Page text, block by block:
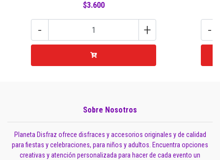
$3.600
- + -
Sobre Nosotros
Planeta Disfraz ofrece disfraces y accesorios originales y de calidad
para fiestas y celebraciones, para niños y adultos. Encuentra opciones
creativas y atención personalizada para hacer de cada evento un